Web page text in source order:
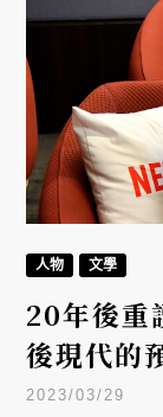
人物 文學
20年後重
後現代的
2023/03/29